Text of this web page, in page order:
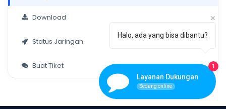
Halo, ada yang bisa dibantu?
Layanan Dukungan
Sedang online
1
Download
Status Jaringan
Buat Tiket